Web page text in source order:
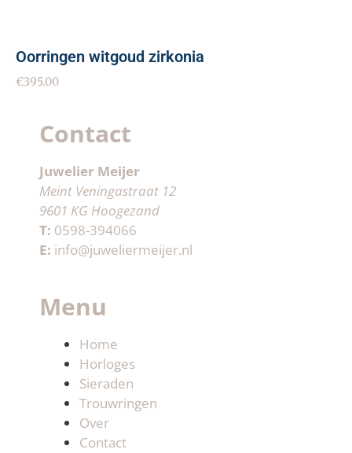
Oorringen witgoud zirkonia
€395.00
Contact
Juwelier Meijer
Meint Veningastraat 12
9601 KG Hoogezand
T: 0598-394066
E: info@juweliermeijer.nl
Menu
Home
Horloges
Sieraden
Trouwringen
Over
Contact